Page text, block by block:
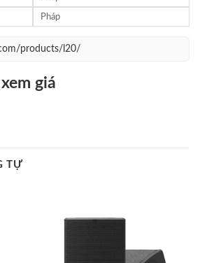
Pháp
products/l20/
giá
TỰ